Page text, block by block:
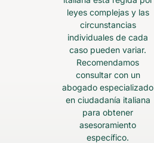
leyes complejas y las
circunstancias
individuales de cada
caso pueden variar.
Recomendamos
consultar con un
abogado especializado
en ciudadanía italiana
para obtener
asesoramiento
específico.